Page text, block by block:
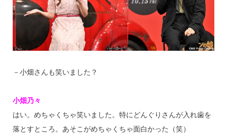
－小畑さんも笑いました？
小畑乃々
はい。めちゃくちゃ笑いました。特にどんぐりさんが入れ歯を
落とすところ。あそこがめちゃくちゃ面白かった（笑）